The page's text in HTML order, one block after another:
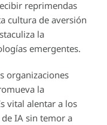
reprimendas
cultura de aversión
la
emergentes.
organizaciones
la
vital alentar a los
IA sin temor a